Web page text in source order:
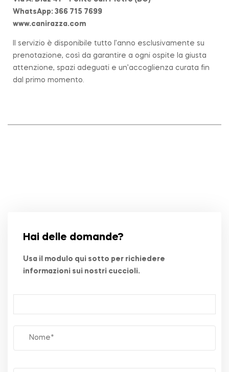
WhatsApp: 366 715 7699
www.canirazza.com
Il servizio è disponibile tutto l’anno esclusivamente su
prenotazione, così da garantire a ogni ospite la giusta
attenzione, spazi adeguati e un’accoglienza curata fin
dal primo momento.
Hai delle domande?
Usa il modulo qui sotto per richiedere
informazioni sui nostri cuccioli.